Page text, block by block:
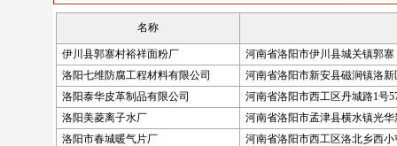
名称
伊川县郭寨村裕祥面粉厂
河南省洛阳市伊川县城关镇郭寨
洛阳七维防腐工程材料有限公司
河南省洛阳市新安县磁涧镇洛新
洛阳泰华皮革制品有限公司
河南省洛阳市西工区丹城路1号
洛阳美菱离子水厂
河南省洛阳市孟津县横水镇光华
洛阳市春城暖气片厂
河南省洛阳市西工区洛北乡西